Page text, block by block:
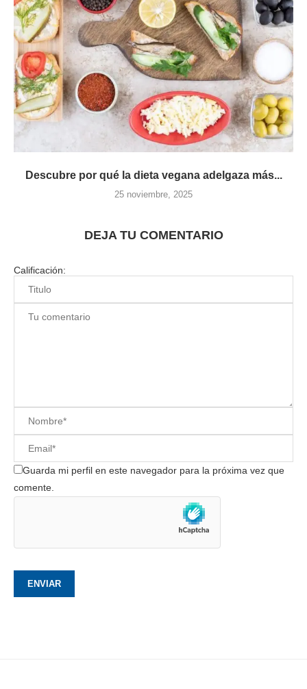
Descubre por qué la dieta vegana adelgaza más...
25 noviembre, 2025
DEJA TU COMENTARIO
Calificación:
Guarda mi perfil en este navegador para la próxima vez que
comente.